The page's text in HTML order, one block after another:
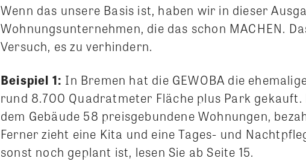
Wenn das unsere Basis ist, haben wir in dieser
Wohnungsunternehmen, die das schon MACHEN.
Versuch, es zu verhindern.
Beispiel 1: In Bremen hat die GEWOBA die
rund 8.700 Quadratmeter Fläche plus Park
dem Gebäude 58 preisgebundene Wohnungen,
Ferner zieht eine Kita und eine Tages- und
sonst noch geplant ist, lesen Sie ab Seite 15.